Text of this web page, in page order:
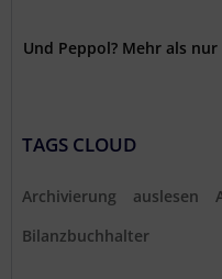
Und Peppol? Mehr als
TAGS CLOUD
Archivierung auslesen
Bilanzbuchhalter